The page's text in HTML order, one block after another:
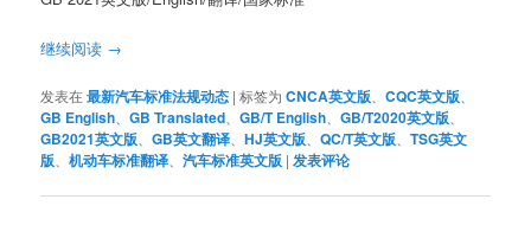
继续阅读 →
发表在最新汽车标准法规动态 |标签为 CNCA英文版 、CQC英文版
GB English 、GB Translated 、GB/T English 、GB/T2020英文版
GB2021英文版 、GB英文翻译 、HJ英文版 、QC/T英文版 、TSG英文
版 、机动车标准翻译 、汽车标准英文版 | 发表评论